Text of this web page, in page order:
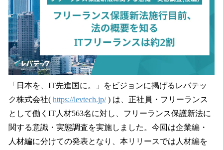
み
込
み
中
で
す
「日本を、IT先進国に。」をビジョンに掲げるレバテッ
ク株式会社( https://levtech.jp/) は、正社員・フリーランス
として働くIT人材563名に対し、フリーランス保護新法に
関する意識・実態調査を実施しました。今回は企業編・
人材編に分けての発表となり、本リリースでは人材編を